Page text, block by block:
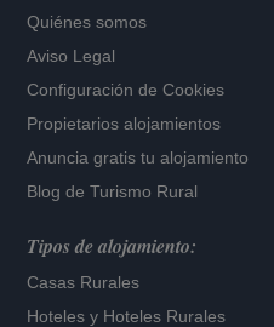
Quiénes somos
Aviso Legal
Configuración de Cookies
Propietarios alojamientos
Anuncia gratis tu alojamiento
Blog de Turismo Rural
Tipos de alojamiento:
Casas Rurales
Hoteles y Hoteles Rurales